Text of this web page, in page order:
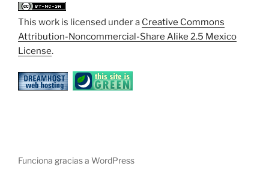
This work is licensed under a Creative Commons
Attribution-Noncommercial-Share Alike 2.5 Mexico
License.
Funciona gracias a WordPress